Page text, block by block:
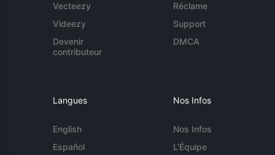
Vecteezy
Videezy
Devenir
contributeur
Réclame
Support
DMCA
Langues
English
Español
Nos Infos
Nos Infos
L'Équipe